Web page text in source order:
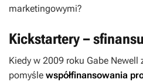
marketingowymi?
Kickstartery –
Kiedy w 2009 roku Gabe Newell
pomyśle współfinansowania